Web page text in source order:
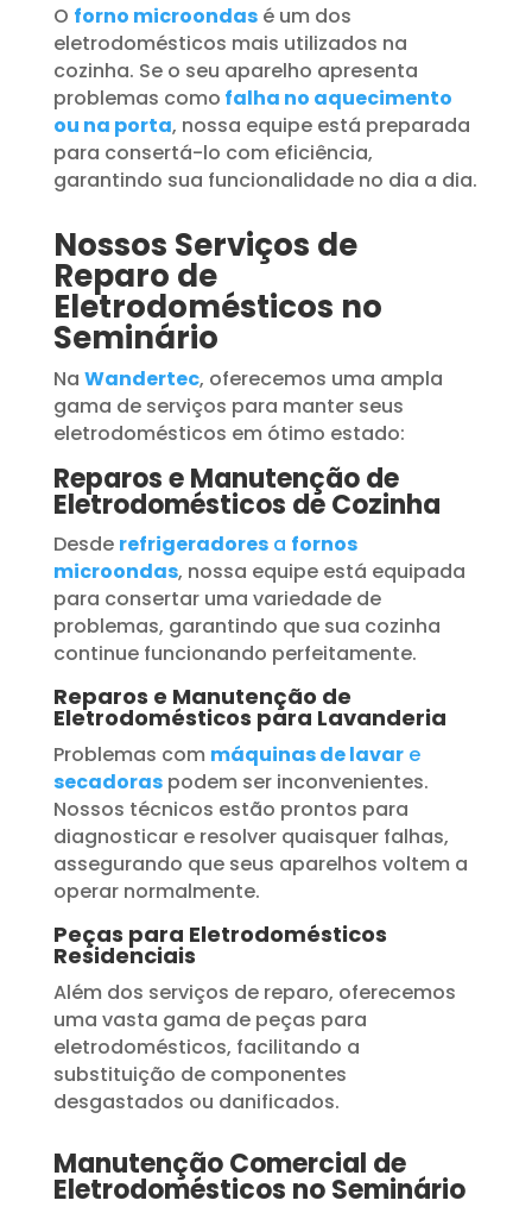
O forno microondasé um dos
eletrodomésticos mais utilizados na
cozinha. Se o seu aparelho apresenta
problemas como falha no aquecimento
ou na porta, nossa equipe está preparada
para consertá-lo com eficiência,
garantindo sua funcionalidade no dia a dia.
Nossos Serviços de
Reparo de
Eletrodomésticos no
Seminário
Na Wandertec, oferecemos uma ampla
gama de serviços para manter seus
eletrodomésticos em ótimo estado:
Reparos e Manutenção de
Eletrodomésticos de Cozinha
Desde refrigeradoresa fornos
microondas, nossa equipe está equipada
para consertar uma variedade de
problemas, garantindo que sua cozinha
continue funcionando perfeitamente.
Reparos e Manutenção de
Eletrodomésticos para Lavanderia
Problemas com máquinas de lavare
secadoraspodem ser inconvenientes.
Nossos técnicos estão prontos para
diagnosticar e resolver quaisquer falhas,
assegurando que seus aparelhos voltem a
operar normalmente.
Peças para Eletrodomésticos
Residenciais
Além dos serviços de reparo, oferecemos
uma vasta gama de peças para
eletrodomésticos, facilitando a
substituição de componentes
desgastados ou danificados.
Manutenção Comercial de
Eletrodomésticos no Seminário